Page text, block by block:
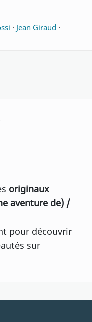
· Jean Giraud ·
originaux
aventure de) /
pour découvrir
sur